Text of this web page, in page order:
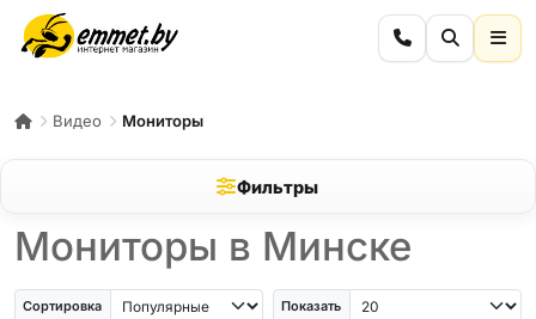
Видео Мониторы
Фильтры
Мониторы в Минске
Сортировка Показать